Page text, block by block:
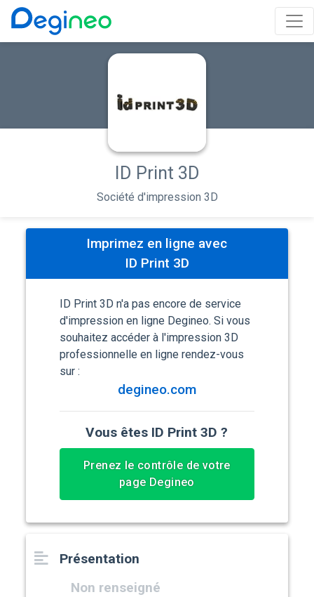
ID Print 3D
Société d'impression 3D
Présentation
Non renseigné
Imprimez en ligne avec
ID Print 3D
ID Print 3D n'a pas encore de service
d'impression en ligne Degineo. Si vous
souhaitez accéder à l'impression 3D
professionnelle en ligne rendez-vous
sur :
degineo.com
Vous êtes ID Print 3D ?
Prenez le contrôle de votre
page Degineo